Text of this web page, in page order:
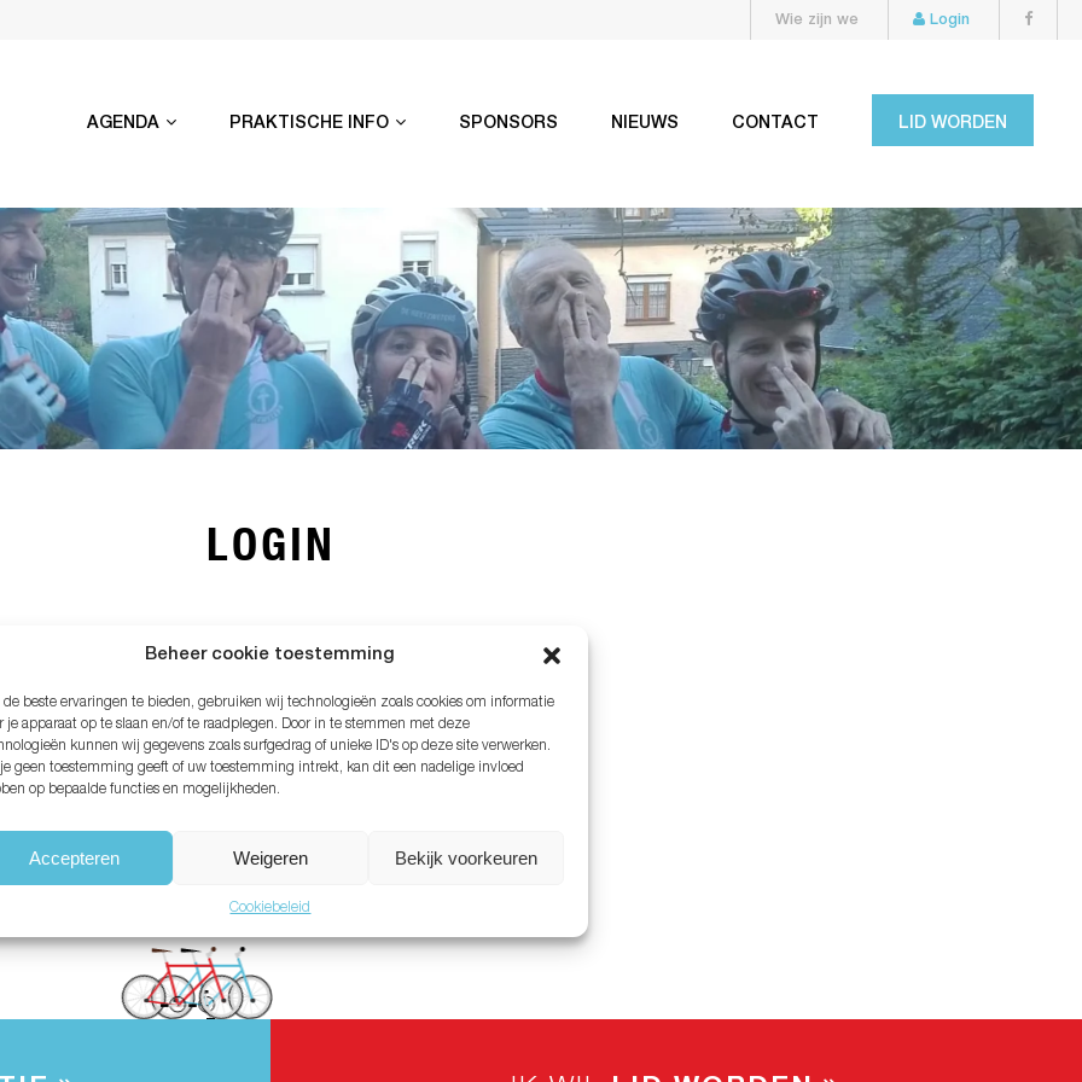
Beheer cookie toestemming
de beste ervaringen te bieden, gebruiken wij technologieën zoals cookies om informatie
je apparaat op te slaan en/of te raadplegen. Door in te stemmen met deze
kunnen wij gegevens zoals surfgedrag of unieke ID's op deze site verwerken.
geen toestemming geeft of uw toestemming intrekt, kan dit een nadelige invloed
op bepaalde functies en mogelijkheden.
Accepteren Weigeren Bekijk voorkeuren
Cookiebeleid
Wie zijn we Login
AGENDA PRAKTISCHE INFO SPONSORS NIEUWS CONTACT LID WORDEN
LOGIN
vergeten?